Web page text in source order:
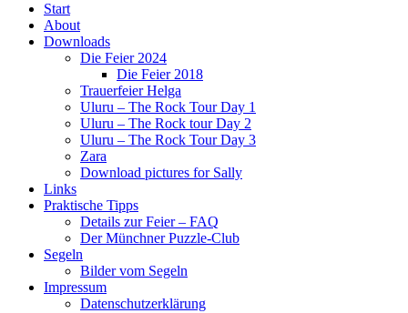
Start
About
Downloads
Die Feier 2024
Die Feier 2018
Trauerfeier Helga
Uluru – The Rock Tour Day 1
Uluru – The Rock tour Day 2
Uluru – The Rock Tour Day 3
Zara
Download pictures for Sally
Links
Praktische Tipps
Details zur Feier – FAQ
Der Münchner Puzzle-Club
Segeln
Bilder vom Segeln
Impressum
Datenschutz­erklärung